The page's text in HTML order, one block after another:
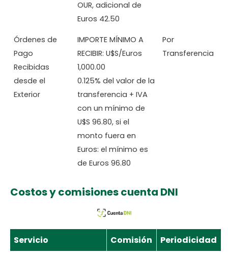
OUR, adicional de
Euros 42.50
Órdenes de
Pago
Recibidas
desde el
Exterior
IMPORTE MÍNIMO A
RECIBIR: U$S/Euros
1,000.00
0.125% del valor de la
transferencia + IVA
con un mínimo de
U$S 96.80, si el
monto fuera en
Euros: el mínimo es
de Euros 96.80
Por
Transferencia
Costos y comisiones cuenta DNI
Servicio Comisión Periodicidad